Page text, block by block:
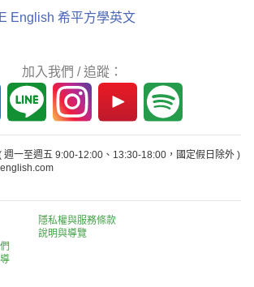
English 希平方學英文
加入我們 / 追蹤：
週一至週五 9:00-12:00、13:30-18:00，國定假日除外 )
隱私權與服務條款
說明與導覽